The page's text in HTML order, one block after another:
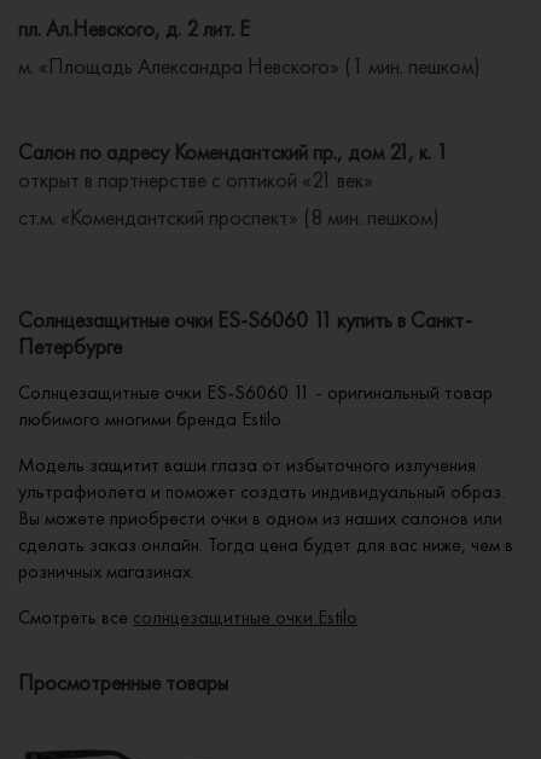
пл. Ал.Невского, д. 2 лит. Е
м. «Площадь Александра Невского» (1 мин. пешком)
Салон по адресу Комендантский пр., дом 21, к. 1
открыт в партнерстве с оптикой «21 век»
ст.м. «Комендантский проспект» (8 мин. пешком)
Солнцезащитные очки ES-S6060 11 купить в Санкт-
Петербурге
Солнцезащитные очки ES-S6060 11 - оригинальный товар
любимого многими бренда Estilo.
Модель защитит ваши глаза от избыточного излучения
ультрафиолета и поможет создать индивидуальный образ.
Вы можете приобрести очки в одном из наших салонов или
сделать заказ онлайн. Тогда цена будет для вас ниже, чем в
розничных магазинах.
Смотреть все солнцезащитные очки Estilo
Просмотренные товары